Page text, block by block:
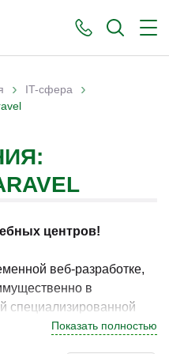
› IT-сфера ›
центров!
веб-разработке,
в
специализированной
языкеПоказать полностью